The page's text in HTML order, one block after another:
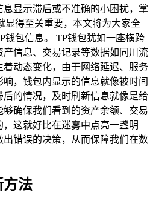
显示滞后或不准确的小困扰，掌
显得至关重要，本文将为大家全
钱包信息。 TP钱包犹如一座横跨
信息、交易记录等数据如同川流
动态变化，由于网络延迟、服务
，钱包内显示的信息就像被时间
的情况，及时刷新信息就像是给
确保我们看到的资产余额、交易
这就好比在迷雾中点亮一盏明
错误的决策，从而保障我们在数
方法